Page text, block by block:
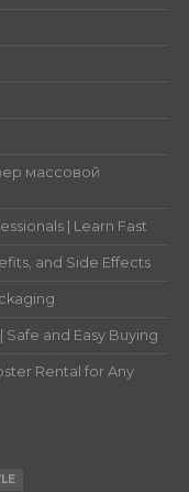
массовой
| Learn Fast
and Side Effects
and Easy Buying
Rental for Any